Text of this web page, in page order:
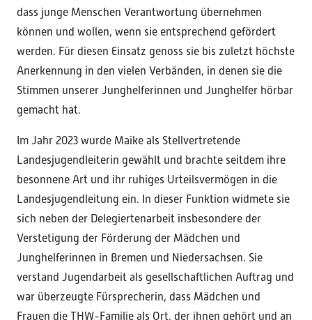
dass junge Menschen Verantwortung übernehmen
können und wollen, wenn sie entsprechend gefördert
werden. Für diesen Einsatz genoss sie bis zuletzt höchste
Anerkennung in den vielen Verbänden, in denen sie die
Stimmen unserer Junghelferinnen und Junghelfer hörbar
gemacht hat.
Im Jahr 2023 wurde Maike als Stellvertretende
Landesjugendleiterin gewählt und brachte seitdem ihre
besonnene Art und ihr ruhiges Urteilsvermögen in die
Landesjugendleitung ein. In dieser Funktion widmete sie
sich neben der Delegiertenarbeit insbesondere der
Verstetigung der Förderung der Mädchen und
Junghelferinnen in Bremen und Niedersachsen. Sie
verstand Jugendarbeit als gesellschaftlichen Auftrag und
war überzeugte Fürsprecherin, dass Mädchen und
Frauen die THW-Familie als Ort, der ihnen gehört und an